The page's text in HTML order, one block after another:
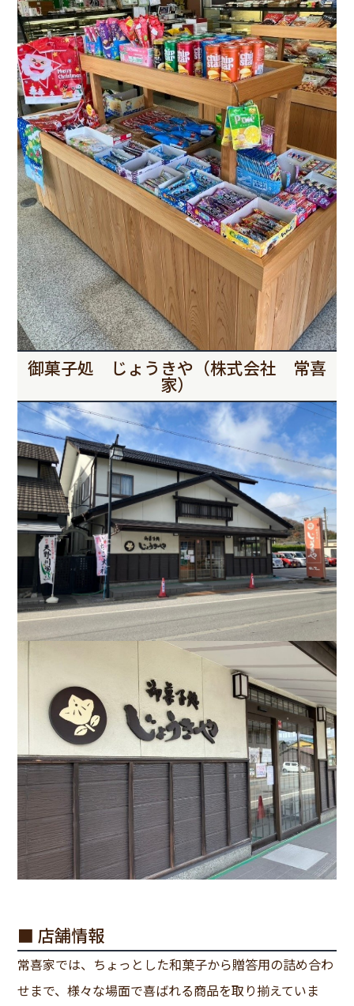
御菓子処 じょうきや（株式会社 常喜
家）
■ 店舗情報
常喜家では、ちょっとした和菓子から贈答用の詰め合わ
せまで、様々な場面で喜ばれる商品を取り揃えていま